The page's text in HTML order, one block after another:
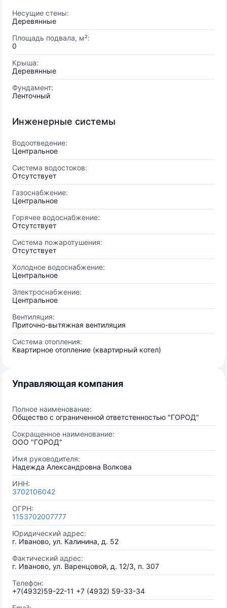
Несущие стены:
Деревянные
Площадь подвала, м²:
0
Крыша:
Деревянные
Фундамент:
Ленточный
Инженерные системы
Водоотведение:
Центральное
Система водостоков:
Отсутствует
Газоснабжение:
Центральное
Горячее водоснабжение:
Отсутствует
Система пожаротушения:
Отсутствует
Холодное водоснабжение:
Центральное
Электроснабжение:
Центральное
Вентиляция:
Приточно-вытяжная вентиляция
Система отопления:
Квартирное отопление (квартирный котел)
Управляющая компания
Полное наименование:
Общество с ограниченной ответстенностью "ГОРОД"
Сокращенное наименование:
ООО "ГОРОД"
Имя руководителя:
Надежда Александровна Волкова
ИНН:
3702106042
ОГРН:
1153702007777
Юридический адрес:
г. Иваново, ул. Калинина, д. 52
Фактический адрес:
г. Иваново, ул. Варенцовой, д. 12/3, п. 307
Телефон:
+7(4932)59-22-11 +7 (4932) 59-33-34